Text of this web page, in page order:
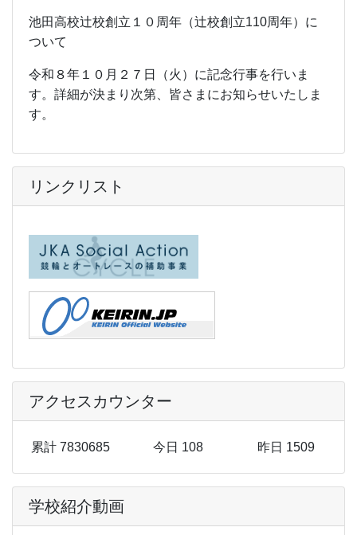
池田高校辻校創立１０周年（辻校創立110周年）に
ついて
令和８年１０月２７日（火）に記念行事を行いま
す。詳細が決まり次第、皆さまにお知らせいたしま
す。
リンクリスト
アクセスカウンター
累計 7830685 今日 108 昨日 1509
学校紹介動画